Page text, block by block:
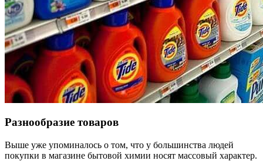
Разнообразие товаров
Выше уже упоминалось о том, что у большинства людей
покупки в магазине бытовой химии носят массовый характер.